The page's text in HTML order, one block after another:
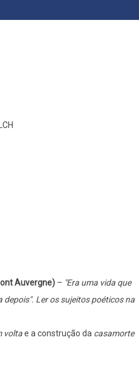
Auvergne) – "Era uma vida que
Ler os sujeitos poéticos na
voltae a construção da casamorte